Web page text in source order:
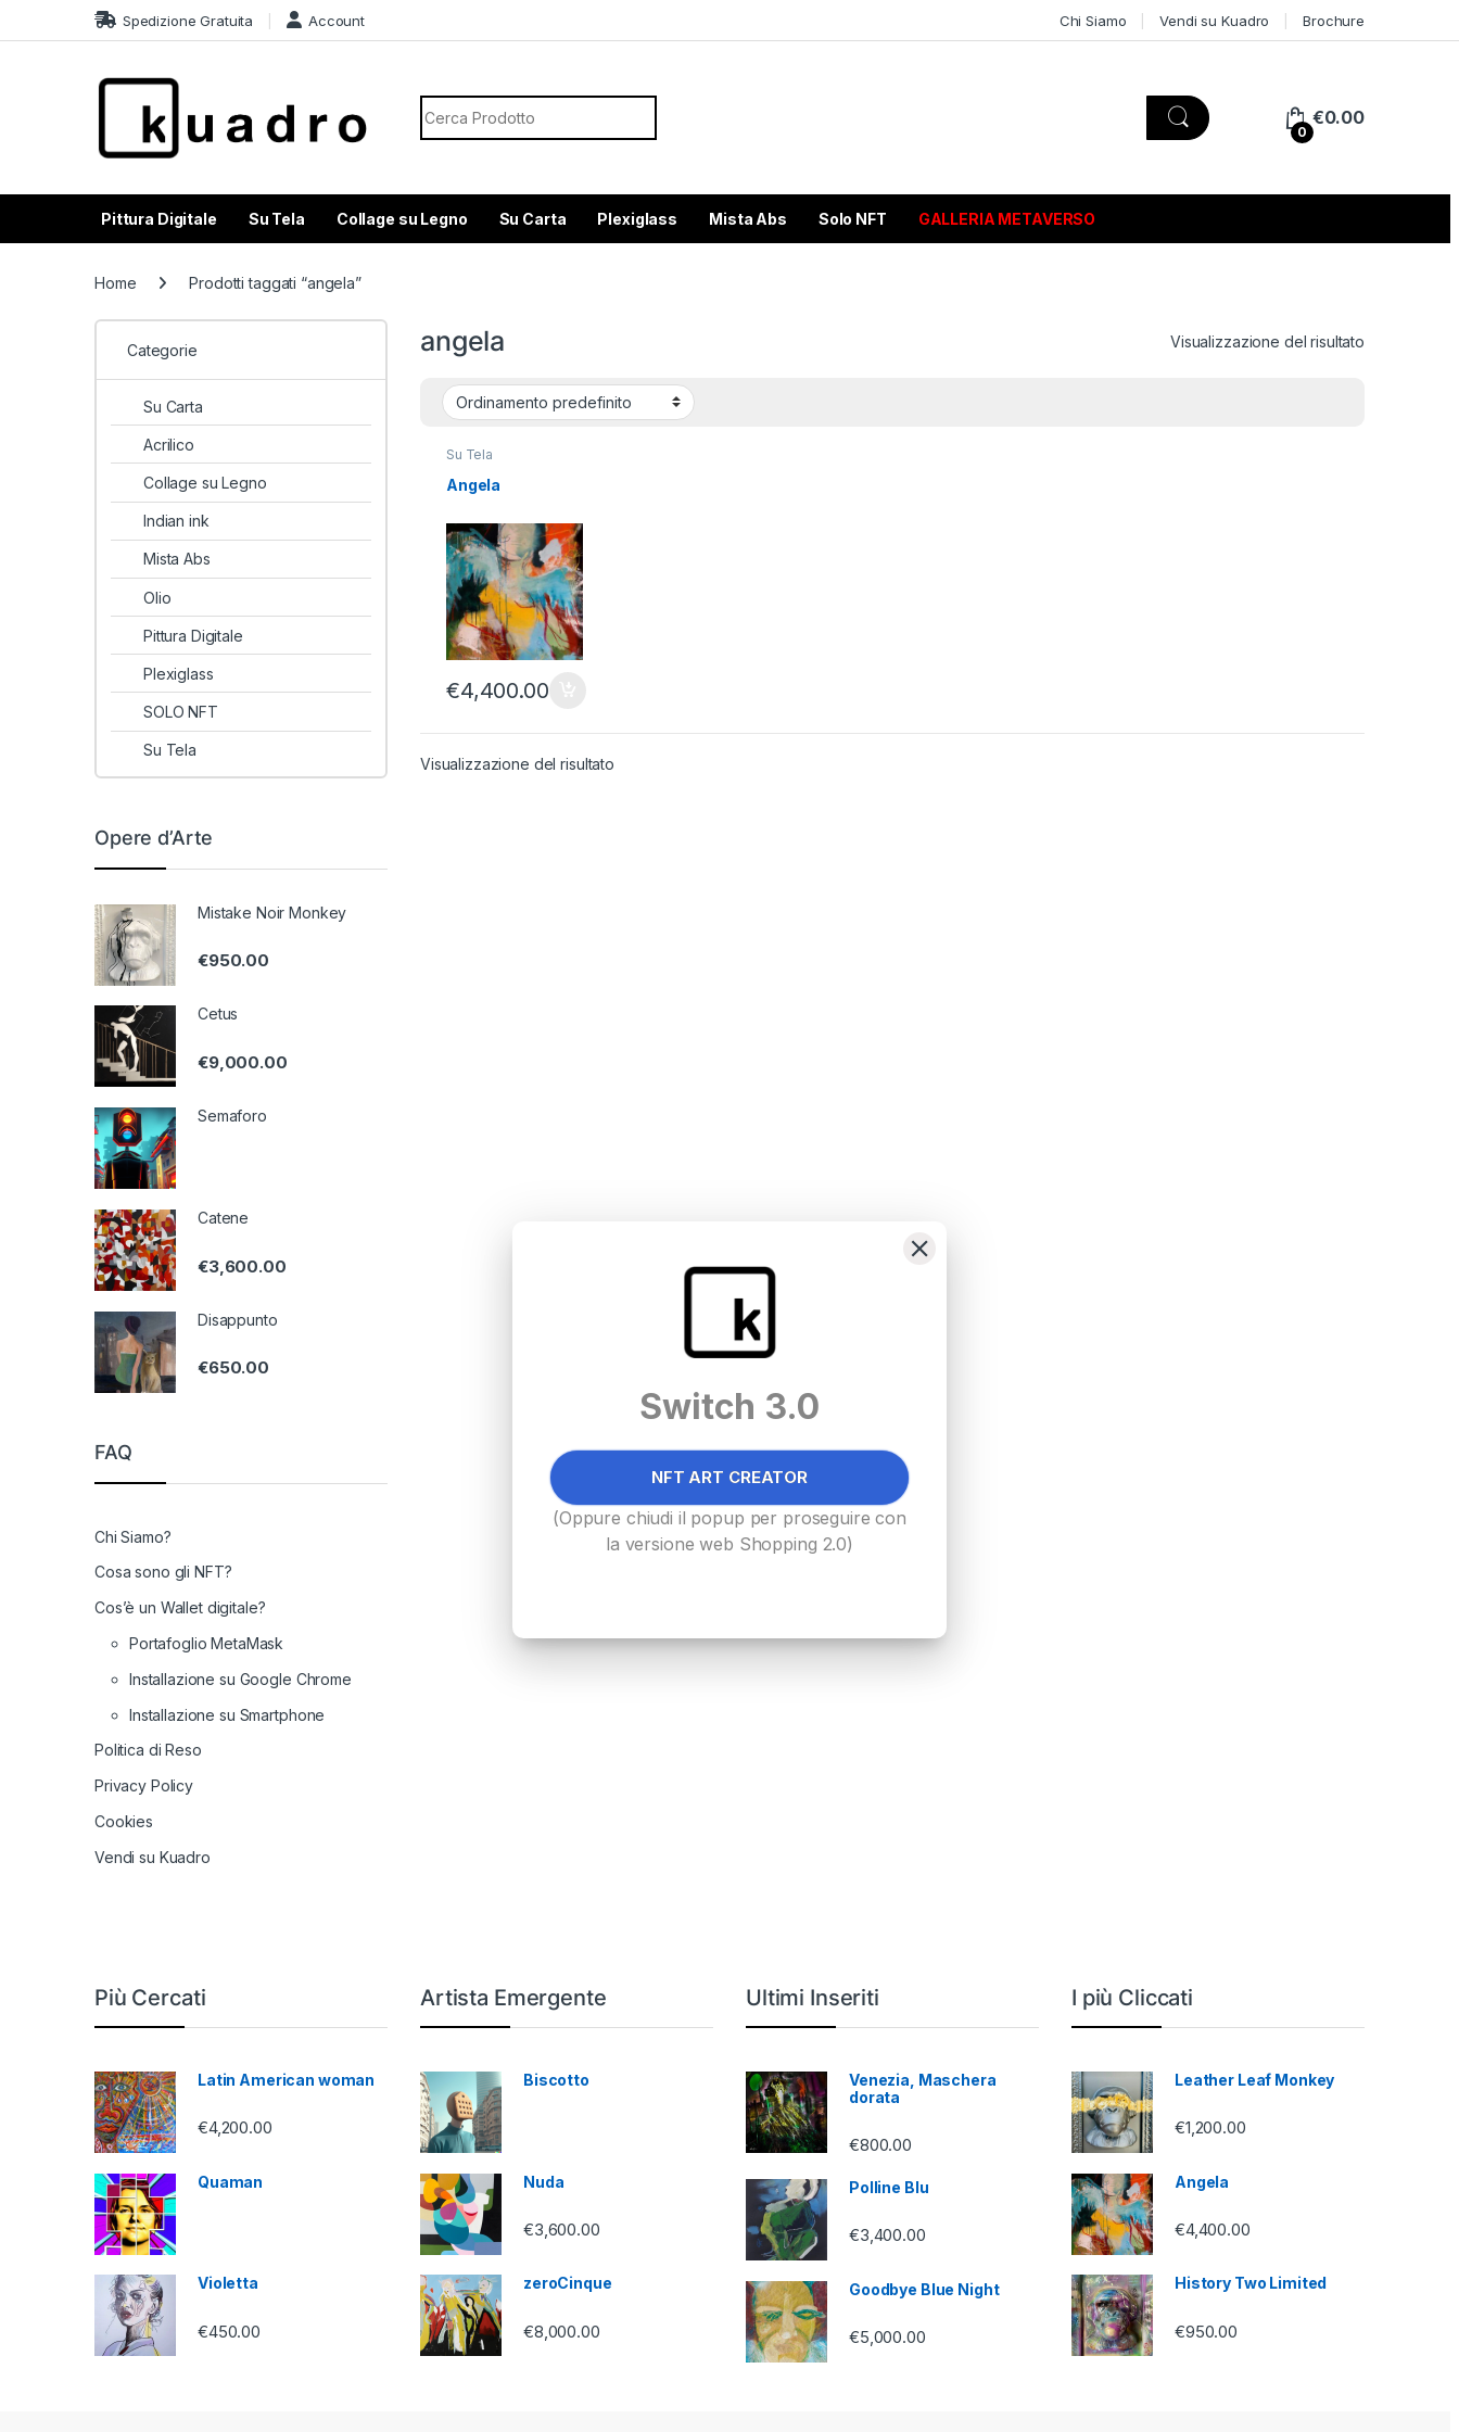
Skip to navigation
Skip to content Spedizione Gratuita Account Chi Siamo Vendi su Kuadro Brochure
Search for:
0
€0.00
Pittura Digitale Su Tela Collage su Legno Su Carta Plexiglass Mista Abs Solo NFT GALLERIA METAVERSO
Home Prodotti taggati “angela”
angela Visualizzazione del risultato
Su Tela
Angela
€4,400.00
Visualizzazione del risultato
Categorie
Su Carta
Acrilico
Collage su Legno
Indian ink
Mista Abs
Olio
Pittura Digitale
Plexiglass
SOLO NFT
Su Tela
Opere d’Arte
Mistake Noir Monkey
€950.00
Cetus
€9,000.00
Semaforo
Catene
€3,600.00
Disappunto
€650.00
FAQ
Chi Siamo?
Cosa sono gli NFT?
Cos’è un Wallet digitale?
Portafoglio MetaMask
Installazione su Google Chrome
Installazione su Smartphone
Politica di Reso
Privacy Policy
Cookies
Vendi su Kuadro
Più Cercati
Latin American woman
€4,200.00
Quaman
Violetta
€450.00
Artista Emergente
Biscotto
Nuda
€3,600.00
zeroCinque
€8,000.00
Ultimi Inseriti
Venezia, Maschera
dorata
€800.00
Polline Blu
€3,400.00
Goodbye Blue Night
€5,000.00
I più Cliccati
Leather Leaf Monkey
€1,200.00
Angela
€4,400.00
History Two Limited
€950.00
Switch 3.0
NFT ART CREATOR
(Oppure chiudi il popup per proseguire con
la versione web Shopping 2.0)